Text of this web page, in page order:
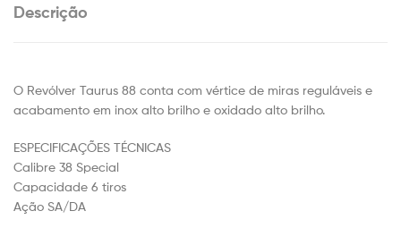
Descrição
O Revólver Taurus 88 conta com vértice de miras reguláveis e
acabamento em inox alto brilho e oxidado alto brilho.
ESPECIFICAÇÕES TÉCNICAS
Calibre 38 Special
Capacidade 6 tiros
Ação SA/DA